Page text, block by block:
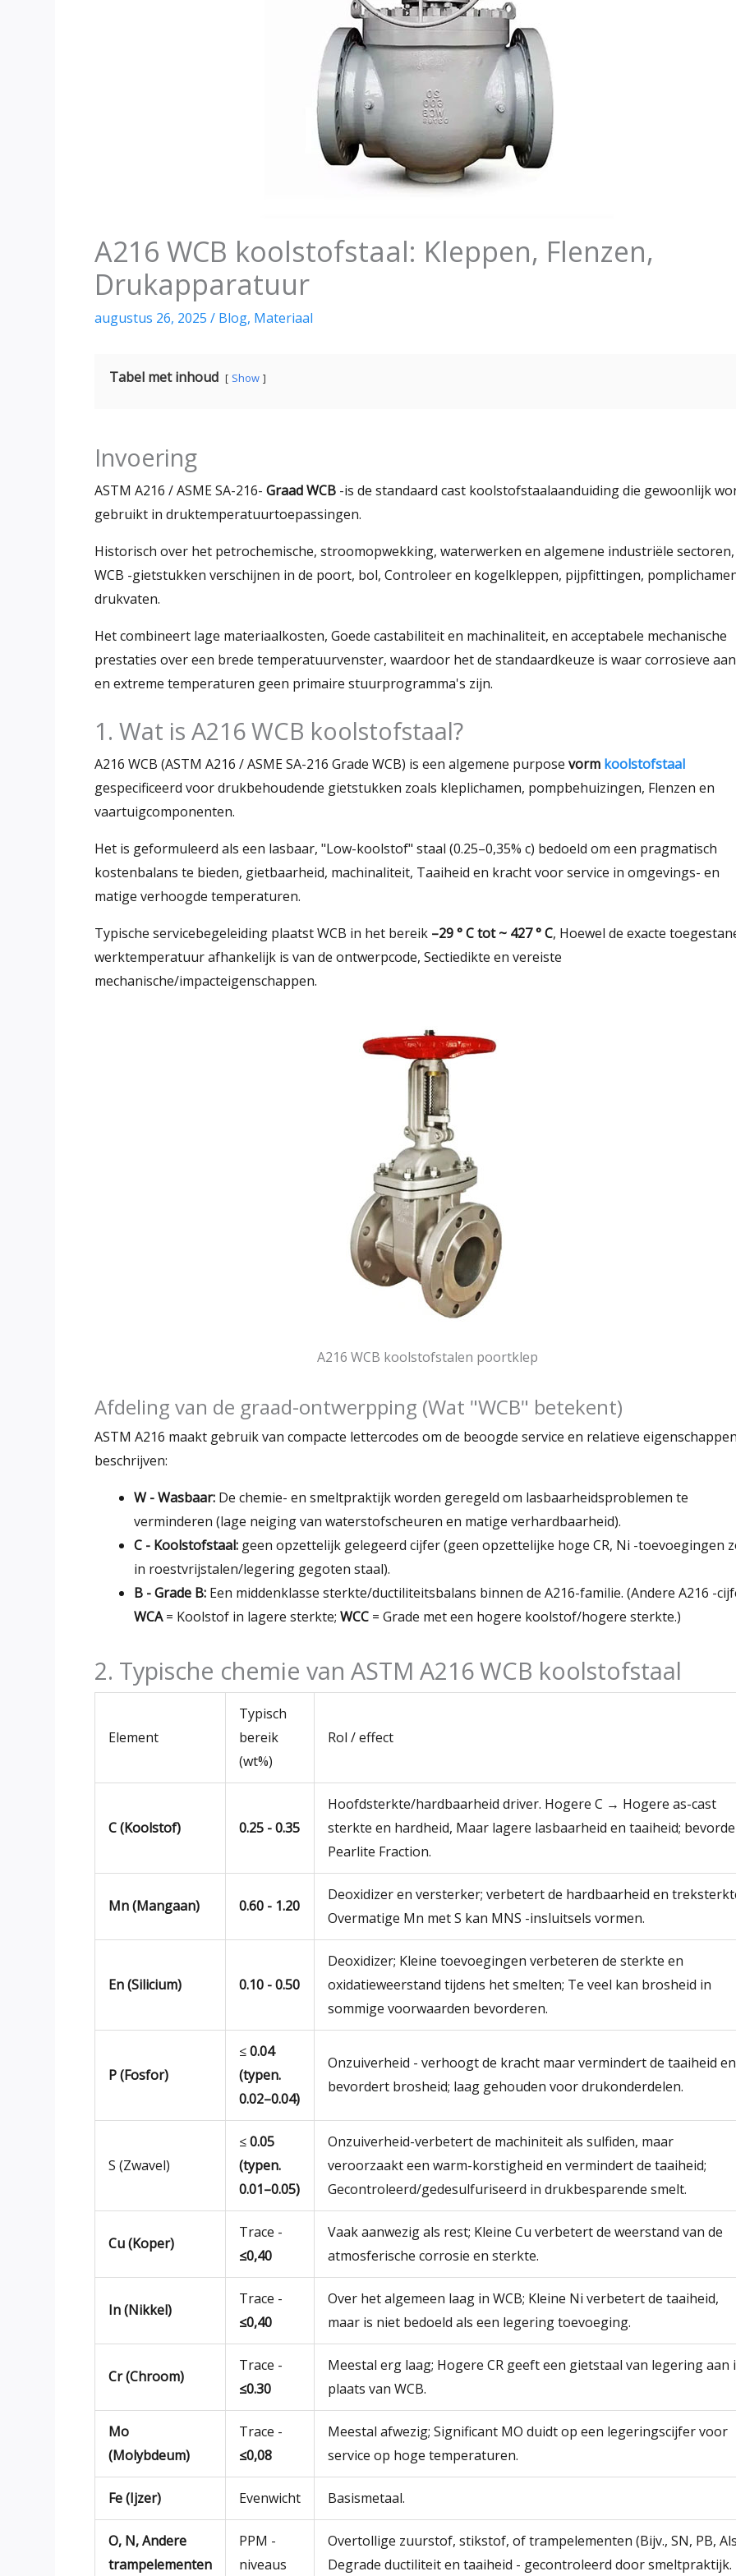
A216 WCB koolstofstaal: Kleppen, Flenzen,
Drukapparatuur
augustus 26, 2025 / Blog, Materiaal
Tabel met inhoud Show
Invoering
ASTM A216 / ASME SA-216- Graad WCB -is de standaard cast koolstofstaalaanduiding die gewoonlijk
gebruikt in druktemperatuurtoepassingen.
Historisch over het petrochemische, stroomopwekking, waterwerken en algemene industriële sectoren,
WCB -gietstukken verschijnen in de poort, bol, Controleer en kogelkleppen, pijpfittingen,
drukvaten.
Het combineert lage materiaalkosten, Goede castabiliteit en machinaliteit, en acceptabele mechanische
prestaties over een brede temperatuurvenster, waardoor het de standaardkeuze is waar corrosieve
en extreme temperaturen geen primaire stuurprogramma's zijn.
1. Wat is A216 WCB koolstofstaal?
A216 WCB (ASTM A216 / ASME SA-216 Grade WCB) is een algemene purpose vorm koolstofstaal
gespecificeerd voor drukbehoudende gietstukken zoals kleplichamen, pompbehuizingen, Flenzen en
vaartuigcomponenten.
Het is geformuleerd als een lasbaar, "Low-koolstof" staal (0.25–0,35% c) bedoeld om een ​​pragmatisch
kostenbalans te bieden, gietbaarheid, machinaliteit, Taaiheid en kracht voor service in omgevings- en
matige verhoogde temperaturen.
Typische servicebegeleiding plaatst WCB in het bereik –29 ° C tot ~ 427 ° C, Hoewel de exacte
werktemperatuur afhankelijk is van de ontwerpcode, Sectiedikte en vereiste
mechanische/impacteigenschappen.
A216 WCB koolstofstalen poortklep
Afdeling van de graad-ontwerpping (Wat "WCB" betekent)
ASTM A216 maakt gebruik van compacte lettercodes om de beoogde service en relatieve
beschrijven:
W - Wasbaar: De chemie- en smeltpraktijk worden geregeld om lasbaarheidsproblemen te
verminderen (lage neiging van waterstofscheuren en matige verhardbaarheid).
C - Koolstofstaal: geen opzettelijk gelegeerd cijfer (geen opzettelijke hoge CR, Ni -toevoegingen
in roestvrijstalen/legering gegoten staal).
B - Grade B: Een middenklasse sterkte/ductiliteitsbalans binnen de A216-familie. (Andere A216 -
WCA= Koolstof in lagere sterkte; WCC = Grade met een hogere koolstof/hogere sterkte.)
2. Typische chemie van ASTM A216 WCB koolstofstaal
Element
Typisch
bereik
(wt%)
Rol / effect
C (Koolstof) 0.25 - 0.35
Hoofdsterkte/hardbaarheid driver. Hogere C → Hogere as-cast
sterkte en hardheid, Maar lagere lasbaarheid en taaiheid;
Pearlite Fraction.
Mn (Mangaan) 0.60 - 1.20
Deoxidizer en versterker; verbetert de hardbaarheid en
Overmatige Mn met S kan MNS -insluitsels vormen.
En (Silicium) 0.10 - 0.50
Deoxidizer; Kleine toevoegingen verbeteren de sterkte en
oxidatieweerstand tijdens het smelten; Te veel kan brosheid in
sommige voorwaarden bevorderen.
P (Fosfor)
≤0.04
(typen.
0.02–0.04)
Onzuiverheid - verhoogt de kracht maar vermindert de taaiheid en
bevordert brosheid; laag gehouden voor drukonderdelen.
S (Zwavel)
≤0.05
(typen.
0.01–0.05)
Onzuiverheid-verbetert de machiniteit als sulfiden, maar
veroorzaakt een warm-korstigheid en vermindert de taaiheid;
Gecontroleerd/gedesulfuriseerd in drukbesparende smelt.
Cu (Koper)
Trace -
≤0,40
Vaak aanwezig als rest; Kleine Cu verbetert de weerstand van de
atmosferische corrosie en sterkte.
In (Nikkel)
Trace -
≤0,40
Over het algemeen laag in WCB; Kleine Ni verbetert de taaiheid,
maar is niet bedoeld als een legering toevoeging.
Cr (Chroom)
Trace -
≤0.30
Meestal erg laag; Hogere CR geeft een gietstaal van legering aan
plaats van WCB.
Mo
(Molybdeum)
Trace -
≤0,08
Meestal afwezig; Significant MO duidt op een legeringscijfer voor
service op hoge temperaturen.
Fe (Ijzer) Evenwicht Basismetaal.
O, N, Andere
trampelementen
PPM -
niveaus
Overtollige zuurstof, stikstof, of trampelementen (Bijv., SN, PB,
Degrade ductiliteit en taaiheid - gecontroleerd door smeltpraktijk.